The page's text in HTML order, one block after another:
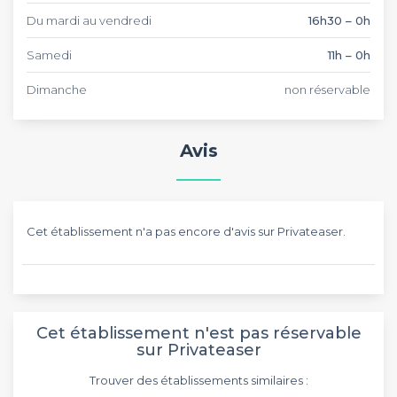
Du mardi au vendredi 16h30 – 0h
Samedi 11h – 0h
Dimanche non réservable
Avis
Cet établissement n'a pas encore d'avis sur Privateaser.
Cet établissement n'est pas réservable
sur Privateaser
Trouver des établissements similaires :